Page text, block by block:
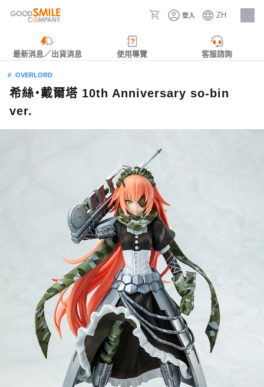
登入 ZH
人才招募
最新消息／出貨消息 使用導覽 客服諮詢
OVERLORD
希絲‧戴爾塔 10th Anniversary so-bin
ver.